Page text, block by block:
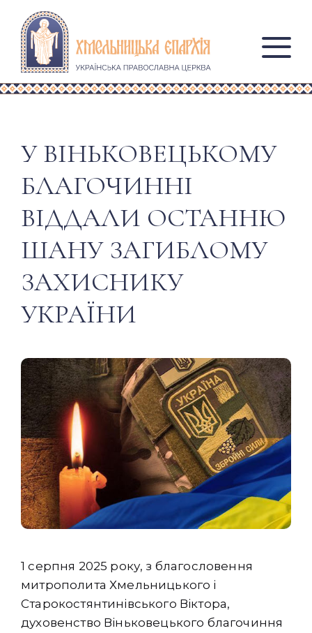
У ВІНЬКОВЕЦЬКОМУ
БЛАГОЧИННІ
ВІДДАЛИ ОСТАННЮ
ШАНУ ЗАГИБЛОМУ
ЗАХИСНИКУ
УКРАЇНИ
1 серпня 2025 року, з благословення
митрополита Хмельницького і
Старокостянтинівського Віктора,
духовенство Віньковецького благочиння